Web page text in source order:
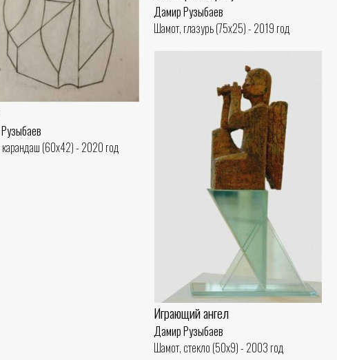
карандаш (60x42) - 2020 год
Дамир Рузыбаев
Шамот, глазурь (75x25) - 2019 год
Играющий ангел
Дамир Рузыбаев
Шамот, стекло (50x9) - 2003 год